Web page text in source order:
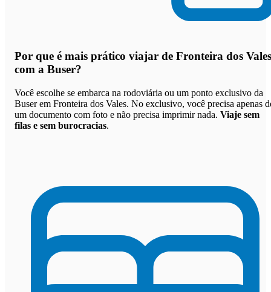
Por que é mais prático viajar de Fronteira dos Vales
com a Buser?
Você escolhe se embarca na rodoviária ou um ponto exclusivo da
Buser em Fronteira dos Vales. No exclusivo, você precisa apenas
um documento com foto e não precisa imprimir nada. Viaje sem
filas e sem burocracias.